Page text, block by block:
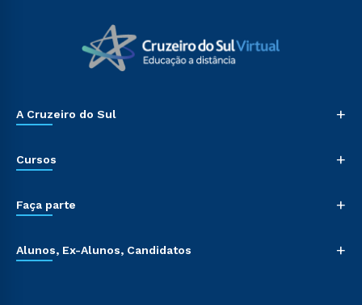
A Cruzeiro do Sul +
Cursos +
Faça parte +
Alunos, Ex-Alunos, Candidatos +